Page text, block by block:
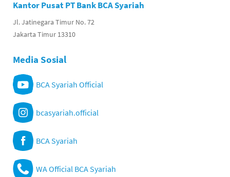
Kantor Pusat PT Bank BCA Syariah
Jl. Jatinegara Timur No. 72
Jakarta Timur 13310
Media Sosial
BCA Syariah Official
bcasyariah.official
BCA Syariah
WA Official BCA Syariah